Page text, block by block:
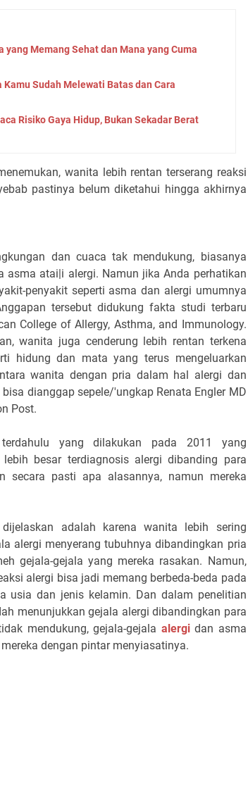
yang Memang Sehat dan Mana yang Cuma
Kamu Sudah Melewati Batas dan Cara
Risiko Gaya Hidup, Bukan Sekadar Berat
wanita lebih rentan terserang reaksi
pastinya belum diketahui hingga akhirnya
dan cuaca tak mendukung, biasanya
asma atai|i alergi. Namun jika Anda perhatikan
penyakit seperti asma dan alergi umumnya
tersebut didukung fakta studi terbaru
College of Allergy, Asthma, and Immunology.
wanita juga cenderung lebih rentan terkena
hidung dan mata yang terus mengeluarkan
wanita dengan pria dalam hal alergi dan
dianggap sepele/'ungkap Renata Engler MD
Post.
yang dilakukan pada 2011 yang
besar terdiagnosis alergi dibanding para
secara pasti apa alasannya, namun mereka
adalah karena wanita lebih sering
alergi menyerang tubuhnya dibandingkan pria
gejala-gejala yang mereka rasakan. Namun,
alergi bisa jadi memang berbeda-beda pada
usia dan jenis kelamin. Dan dalam penelitian
menunjukkan gejala alergi dibandingkan para
mendukung, gejala-gejala alergidan asma
dengan pintar menyiasatinya.